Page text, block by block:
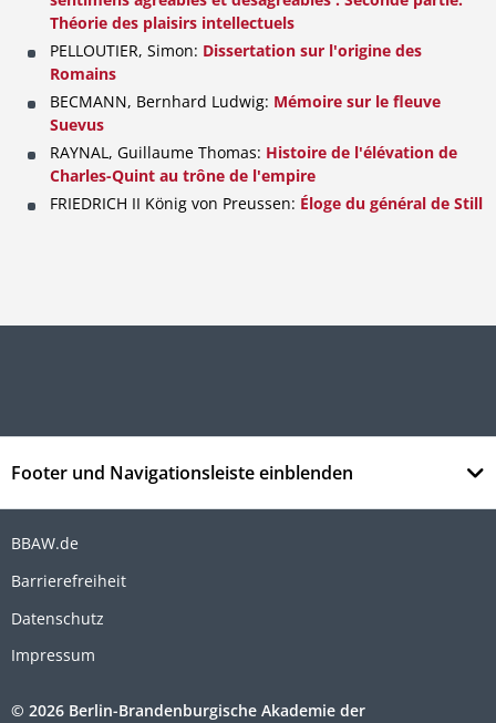
Théorie des plaisirs intellectuels
PELLOUTIER, Simon: Dissertation sur l'origine des
Romains
BECMANN, Bernhard Ludwig: Mémoire sur le fleuve
Suevus
RAYNAL, Guillaume Thomas: Histoire de l'élévation de
Charles-Quint au trône de l'empire
FRIEDRICH II König von Preussen: Éloge du général de Still
Footer und Navigationsleiste einblenden
BBAW.de
Barrierefreiheit
Datenschutz
Impressum
© 2026 Berlin-Brandenburgische Akademie der